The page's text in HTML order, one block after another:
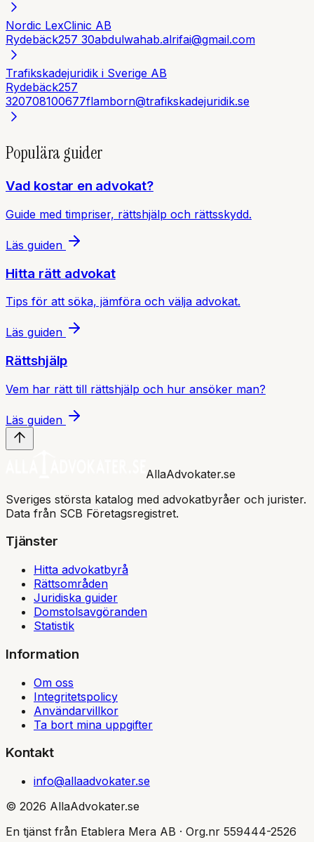
Nordic LexClinic AB
Rydebäck257 30abdulwahab.alrifai@gmail.com
Trafikskadejuridik i Sverige AB
Rydebäck257
320708100677flamborn@trafikskadejuridik.se
Populära guider
Vad kostar en advokat?
Guide med timpriser, rättshjälp och rättsskydd.
Läs guiden
Hitta rätt advokat
Tips för att söka, jämföra och välja advokat.
Läs guiden
Rättshjälp
Vem har rätt till rättshjälp och hur ansöker man?
Läs guiden
AllaAdvokater.se
Sveriges största katalog med advokatbyråer och jurister.
Data från SCB Företagsregistret.
Tjänster
Hitta advokatbyrå
Rättsområden
Juridiska guider
Domstolsavgöranden
Statistik
Information
Om oss
Integritetspolicy
Användarvillkor
Ta bort mina uppgifter
Kontakt
info@allaadvokater.se
© 2026 AllaAdvokater.se
En tjänst från Etablera Mera AB · Org.nr 559444-2526